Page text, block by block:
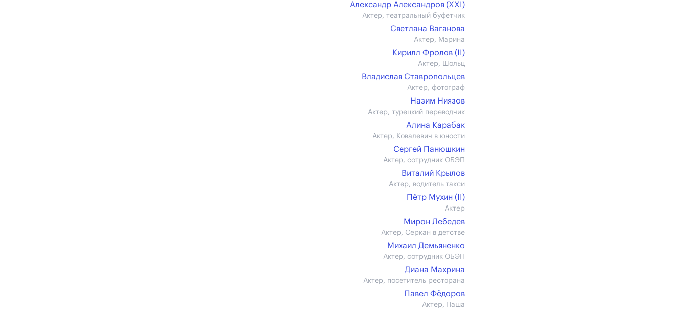
Александр Александров (XXI)
Актер, театральный буфетчик
Светлана Ваганова
Актер, Марина
Кирилл Фролов (II)
Актер, Шольц
Владислав Ставропольцев
Актер, фотограф
Назим Ниязов
Актер, турецкий переводчик
Алина Карабак
Актер, Ковалевич в юности
Сергей Панюшкин
Актер, сотрудник ОБЭП
Виталий Крылов
Актер, водитель такси
Пётр Мухин (II)
Актер
Мирон Лебедев
Актер, Серкан в детстве
Михаил Демьяненко
Актер, сотрудник ОБЭП
Диана Махрина
Актер, посетитель ресторана
Павел Фёдоров
Актер, Паша